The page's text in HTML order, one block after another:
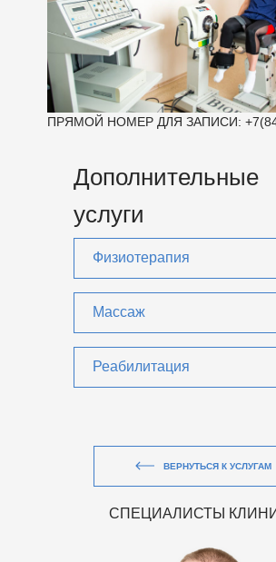
ПРЯМОЙ НОМЕР ДЛЯ ЗАПИСИ:
Дополнительные
услуги
Физиотерапия
Массаж
Реабилитация
ВЕРНУТЬСЯ К УСЛУГАМ
СПЕЦИАЛИСТЫ